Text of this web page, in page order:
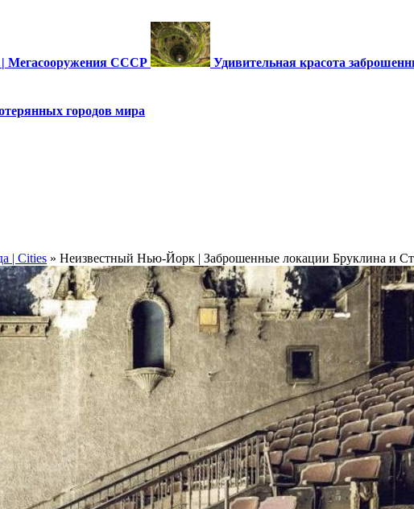
| Мегасооружения СССР Удивительная красота
городов мира
| Cities » Неизвестный Нью-Йорк | Заброшенные локации Бруклина и